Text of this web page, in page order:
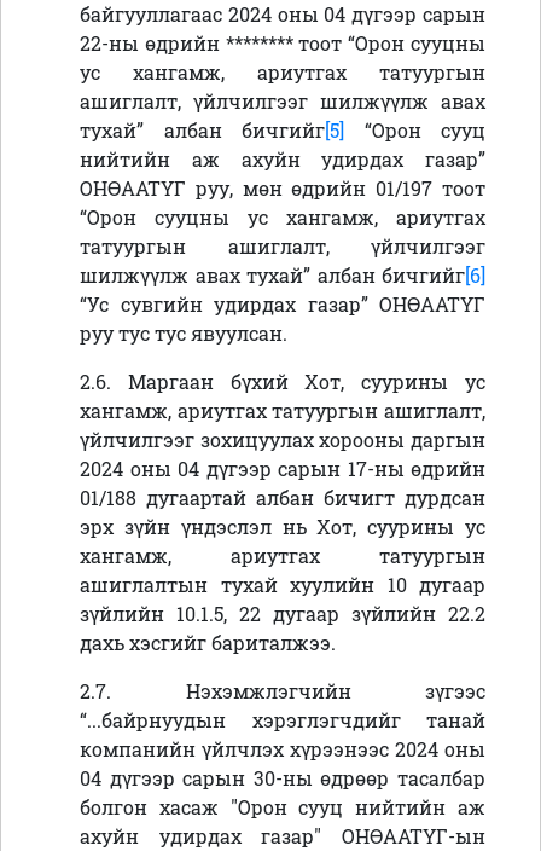
байгууллагаас 2024 оны 04 дүгээр сарын
22-ны өдрийн ********тоот “Орон сууцны
ус хангамж, ариутгах татуургын
ашиглалт, үйлчилгээг шилжүүлж авах
тухай” албан бичгийг[5] “Орон сууц
нийтийн аж ахуйн удирдах газар”
ОНӨААТҮГ руу, мөн өдрийн 01/197 тоот
“Орон сууцны ус хангамж, ариутгах
татуургын ашиглалт, үйлчилгээг
шилжүүлж авах тухай” албан бичгийг[6]
“Ус сувгийн удирдах газар” ОНӨААТҮГ
руу тус тус явуулсан.
2.6. Маргаан бүхий Хот, суурины ус
хангамж, ариутгах татуургын ашиглалт,
үйлчилгээг зохицуулах хорооны даргын
2024 оны 04 дүгээр сарын 17-ны өдрийн
01/188 дугаартай албан бичигт дурдсан
эрх зүйн үндэслэл нь Хот, суурины ус
хангамж, ариутгах татуургын
ашиглалтын тухай хуулийн 10 дугаар
зүйлийн 10.1.5, 22 дугаар зүйлийн 22.2
дахь хэсгийг бариталжээ.
2.7. Нэхэмжлэгчийн зүгээс
“...байрнуудын хэрэглэгчдийг танай
компанийн үйлчлэх хүрээнээс 2024 оны
04 дүгээр сарын 30-ны өдрөөр тасалбар
болгон хасаж "Орон сууц нийтийн аж
ахуйн удирдах газар" ОНӨААТҮГ-ын